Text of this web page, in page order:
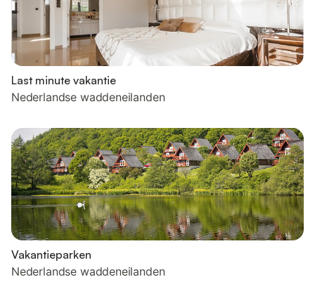
Last minute vakantie
Nederlandse waddeneilanden
Vakantieparken
Nederlandse waddeneilanden